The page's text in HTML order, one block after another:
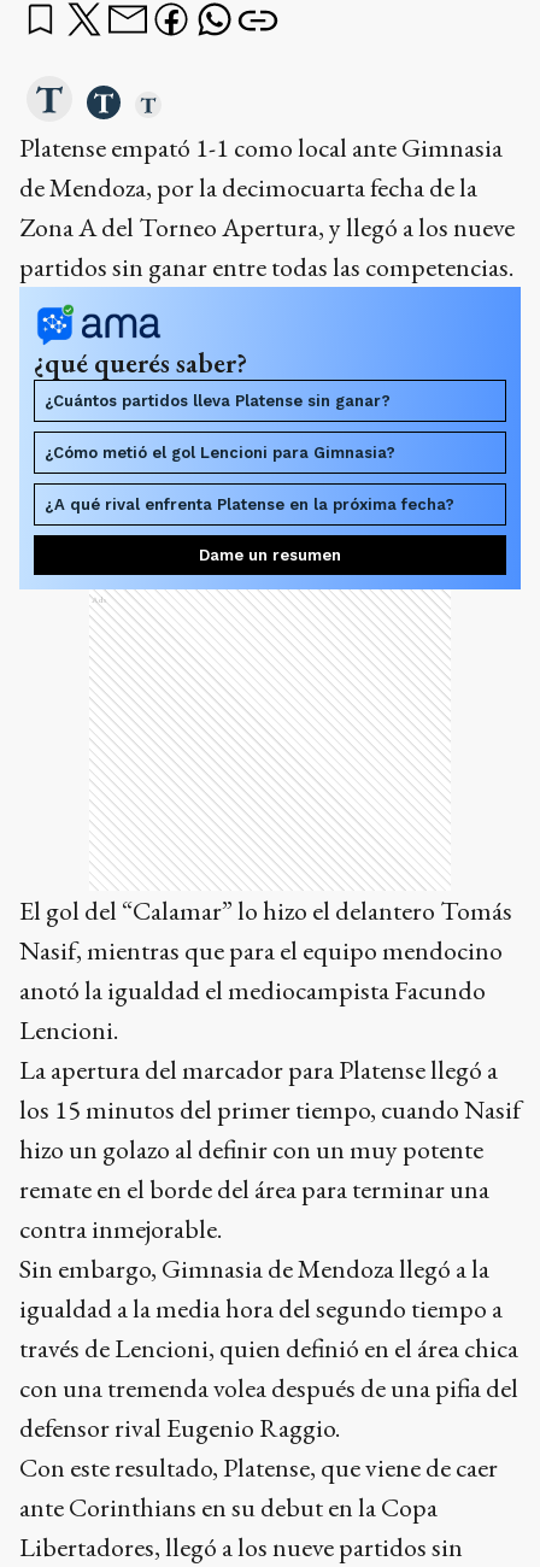
Platense empató 1-1 como local ante Gimnasia
de Mendoza, por la decimocuarta fecha de la
Zona A del Torneo Apertura, y llegó a los nueve
partidos sin ganar entre todas las competencias.
¿qué querés saber?
¿Cuántos partidos lleva Platense sin ganar?
¿Cómo metió el gol Lencioni para Gimnasia?
¿A qué rival enfrenta Platense en la próxima fecha?
Dame un resumen
Ads
El gol del “Calamar” lo hizo el delantero Tomás
Nasif, mientras que para el equipo mendocino
anotó la igualdad el mediocampista Facundo
Lencioni.
La apertura del marcador para Platense llegó a
los 15 minutos del primer tiempo, cuando Nasif
hizo un golazo al definir con un muy potente
remate en el borde del área para terminar una
contra inmejorable.
Sin embargo, Gimnasia de Mendoza llegó a la
igualdad a la media hora del segundo tiempo a
través de Lencioni, quien definió en el área chica
con una tremenda volea después de una pifia del
defensor rival Eugenio Raggio.
Con este resultado, Platense, que viene de caer
ante Corinthians en su debut en la Copa
Libertadores, llegó a los nueve partidos sin